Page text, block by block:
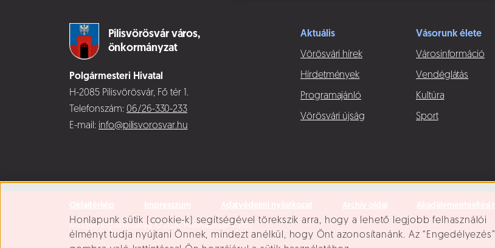
Süti beállítások
Honlapunk sütik (cookie-k) segítségével törekszik arra, hogy a lehető legjobb felhasználói
élményt tudja nyújtani Önnek, mindezt anélkül, hogy Önt azonosítanánk. Az “Engedélyezés”
Pilisvörösvár város,
önkormányzat
Polgármesteri Hivatal
H-2085 Pilisvörösvár, Fő tér 1.
Telefonszám: 06/26-330-233
E-mail: info@pilisvorosvar.hu
Aktuális
Vörösvári hírek
Hírdetmények
Programajánló
Vörösvári újság
Vásorunk élete
Városinformáció
Vendéglátás
Kultúra
Sport
Minden jog fenntartva © 2026 Pilisvörösvár Város